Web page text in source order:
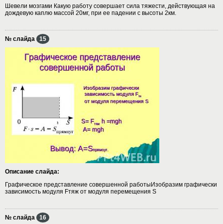
Шевели мозгами Какую работу совершает сила тяжести, действующая на
дождевую каплю массой 20мг, при ее падении с высоты 2км.
№ слайда 15
Описание слайда:
Графическое представление совершенной работыИзобразим графически
зависимость модуля Fтяж oт модуля перемещения S
№ слайда 16